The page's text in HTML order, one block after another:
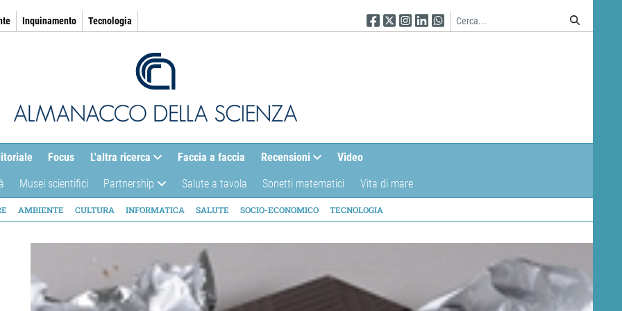
Inquinamento Tecnologia Seguici su Facebook
Seguici su Twitter
Seguici su Instagram
Seguici su Linkedin
Seguici su WhatsApp
Focus L'altra ricerca Faccia a faccia Recensioni Video
Musei scientifici Partnership Salute a tavola Sonetti matematici Vita di mare
AMBIENTE CULTURA INFORMATICA SALUTE SOCIO-ECONOMICO TECNOLOGIA